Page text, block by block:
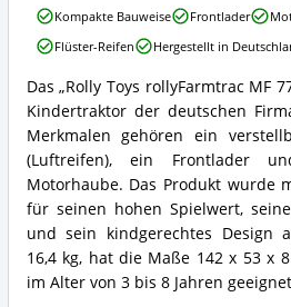
erhältlich?
Rolly
Toys
rollyFarmtrac
MF
7726
Tretfahrzeug
Zusammenfassung:
Was
bietet
dieser
Kindertraktor?
Das „Rolly Toys rollyFarmtrac MF
Kindertraktor der deutschen
Merkmalen gehören ein
(Luftreifen), ein Frontlader
Motorhaube. Das Produkt wurde
für seinen hohen Spielwert,
und sein kindgerechtes Design
16,4 kg, hat die Maße 142 x 53 x
im Alter von 3 bis 8 Jahren
Rolly
Toys
rollyFarmtrac
7726
Tretfahrzeug
Vorteile:
Was
spricht
für
diesen
Kindertraktor?
Kompakte Bauweise Frontlader
Flüster-Reifen
Hergestellt in